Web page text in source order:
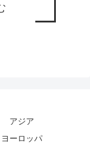
アジア
ヨーロッパ